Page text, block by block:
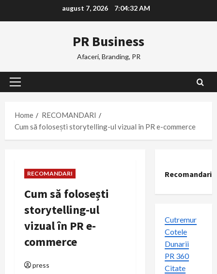
august 7, 2026 7:04:33 AM
PR Business
Afaceri, Branding, PR
Primary
Home
RECOMANDARI
Cum să folosești storytelling-ul vizual în PR e-commerce
RECOMANDARI
Cum să folosești
storytelling-ul
vizual în PR e-
commerce
press
Recomandari
Cutremur
Cotele
Dunarii
PR 360
Citate